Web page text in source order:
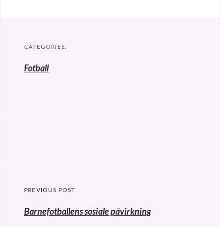
CATEGORIES:
Fotball
Innleggsnavigering
PREVIOUS POST
Previous
Barnefotballens sosiale påvirkning